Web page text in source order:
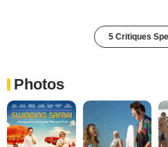
5 Critiques
Photos